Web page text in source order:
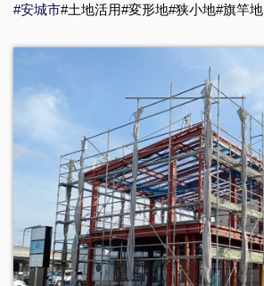
#安城市#土地活用#変形地#狭小地#旗竿地